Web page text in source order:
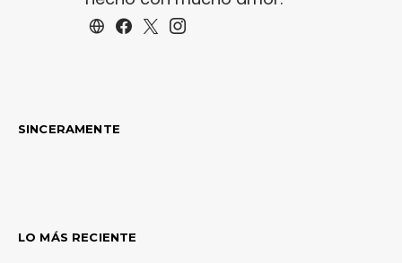
SINCERAMENTE
LO MÁS RECIENTE